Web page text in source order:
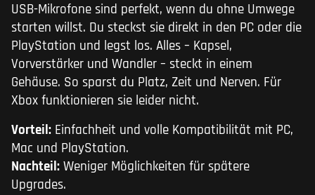
USB-Mikrofone sind perfekt, wenn du ohne Umwege
starten willst. Du steckst sie direkt in den PC oder die
PlayStation und legst los. Alles – Kapsel,
Vorverstärker und Wandler – steckt in einem
Gehäuse. So sparst du Platz, Zeit und Nerven. Für
Xbox funktionieren sie leider nicht.
Vorteil: Einfachheit und volle Kompatibilität mit PC,
Mac und PlayStation.
Nachteil: Weniger Möglichkeiten für spätere
Upgrades.